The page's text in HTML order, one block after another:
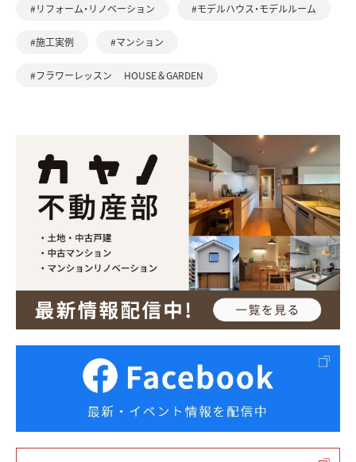
#リフォーム・リノベーション #モデルハウス・モデルルーム
#施工実例 #マンション
#フラワーレッスン HOUSE＆GARDEN